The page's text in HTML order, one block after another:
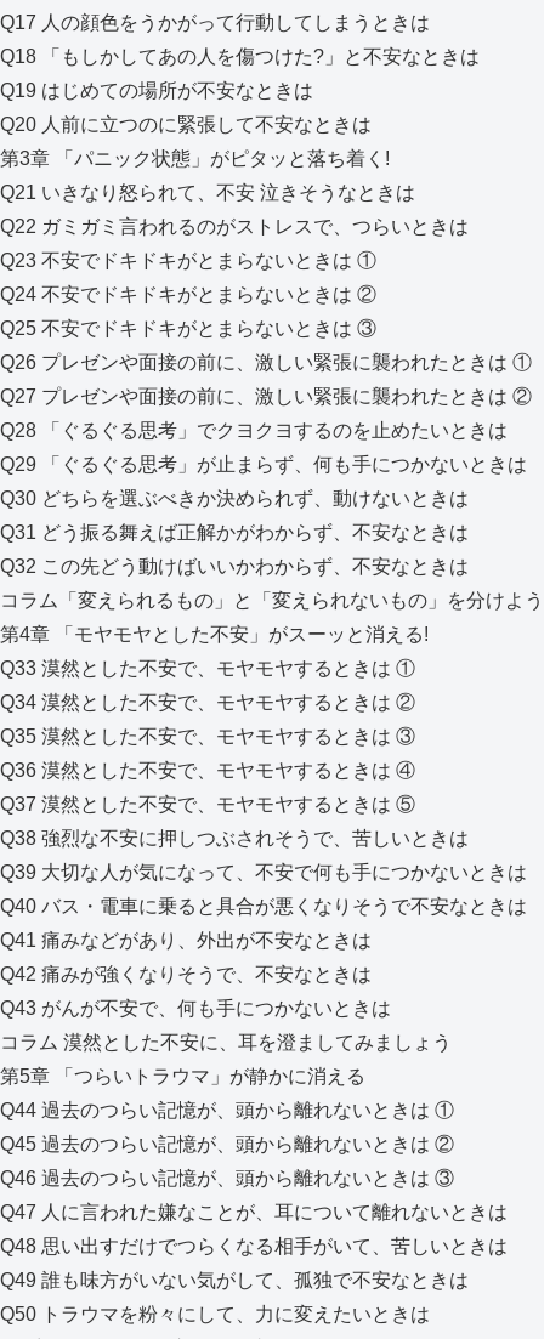
Q17 人の顔色をうかがって行動してしまうときは
Q18 「もしかしてあの人を傷つけた?」と不安なときは
Q19 はじめての場所が不安なときは
Q20 人前に立つのに緊張して不安なときは
第3章 「パニック状態」がピタッと落ち着く!
Q21 いきなり怒られて、不安 泣きそうなときは
Q22 ガミガミ言われるのがストレスで、つらいときは
Q23 不安でドキドキがとまらないときは ①
Q24 不安でドキドキがとまらないときは ②
Q25 不安でドキドキがとまらないときは ③
Q26 プレゼンや面接の前に、激しい緊張に襲われたときは ①
Q27 プレゼンや面接の前に、激しい緊張に襲われたときは ②
Q28 「ぐるぐる思考」でクヨクヨするのを止めたいときは
Q29 「ぐるぐる思考」が止まらず、何も手につかないときは
Q30 どちらを選ぶべきか決められず、動けないときは
Q31 どう振る舞えば正解かがわからず、不安なときは
Q32 この先どう動けばいいかわからず、不安なときは
コラム「変えられるもの」と「変えられないもの」を分けよう
第4章 「モヤモヤとした不安」がスーッと消える!
Q33 漠然とした不安で、モヤモヤするときは ①
Q34 漠然とした不安で、モヤモヤするときは ②
Q35 漠然とした不安で、モヤモヤするときは ③
Q36 漠然とした不安で、モヤモヤするときは ④
Q37 漠然とした不安で、モヤモヤするときは ⑤
Q38 強烈な不安に押しつぶされそうで、苦しいときは
Q39 大切な人が気になって、不安で何も手につかないときは
Q40 バス・電車に乗ると具合が悪くなりそうで不安なときは
Q41 痛みなどがあり、外出が不安なときは
Q42 痛みが強くなりそうで、不安なときは
Q43 がんが不安で、何も手につかないときは
コラム 漠然とした不安に、耳を澄ましてみましょう
第5章 「つらいトラウマ」が静かに消える
Q44 過去のつらい記憶が、頭から離れないときは ①
Q45 過去のつらい記憶が、頭から離れないときは ②
Q46 過去のつらい記憶が、頭から離れないときは ③
Q47 人に言われた嫌なことが、耳について離れないときは
Q48 思い出すだけでつらくなる相手がいて、苦しいときは
Q49 誰も味方がいない気がして、孤独で不安なときは
Q50 トラウマを粉々にして、力に変えたいときは